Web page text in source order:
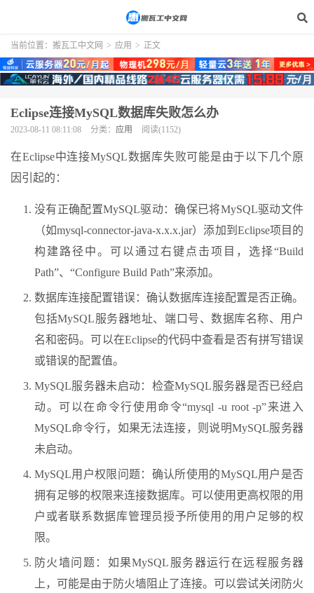
当前位置： 搬瓦工中文网 > 应用 > 正文
Eclipse连接MySQL数据库失败怎么办
2023-08-11 08:11:08 分类： 应用 阅读(1152)
在Eclipse中连接MySQL数据库失败可能是由于以下几个原
因引起的：
没有正确配置MySQL驱动：确保已将MySQL驱动文件
（如mysql-connector-java-x.x.x.jar）添加到Eclipse项目的
构建路径中。可以通过右键点击项目，选择“Build
Path”、“Configure Build Path”来添加。
数据库连接配置错误：确认数据库连接配置是否正确。
包括MySQL服务器地址、端口号、数据库名称、用户
名和密码。可以在Eclipse的代码中查看是否有拼写错误
或错误的配置值。
MySQL服务器未启动：检查MySQL服务器是否已经启
动。可以在命令行使用命令“mysql -u root -p”来进入
MySQL命令行，如果无法连接，则说明MySQL服务器
未启动。
MySQL用户权限问题：确认所使用的MySQL用户是否
拥有足够的权限来连接数据库。可以使用更高权限的用
户或者联系数据库管理员授予所使用的用户足够的权
限。
防火墙问题：如果MySQL服务器运行在远程服务器
上，可能是由于防火墙阻止了连接。可以尝试关闭防火